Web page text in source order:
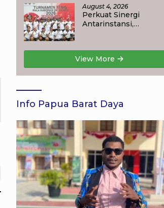
2026
August 4, 2026
Perkuat Sinergi
Antarinstansi,
Turnamen Tenis Piala
Gubernur DKI Jakarta
2026
View More
Info Papua Barat Daya